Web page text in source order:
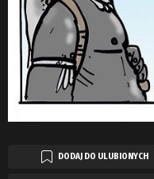
DODAJ DO ULUBIONYCH